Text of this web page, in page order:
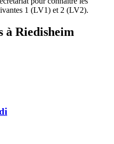
1 (LV1) et 2 (LV2).
à Riedisheim